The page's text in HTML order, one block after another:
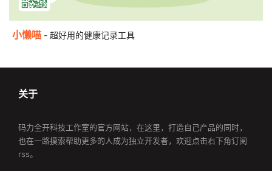
小懒喵 - 超好用的健康记录工具
关于
码力全开科技工作室的官方网站，在这里，打造自己产品的同时，
也在一路摸索帮助更多的人成为独立开发者，欢迎点击右下角订阅
rss。